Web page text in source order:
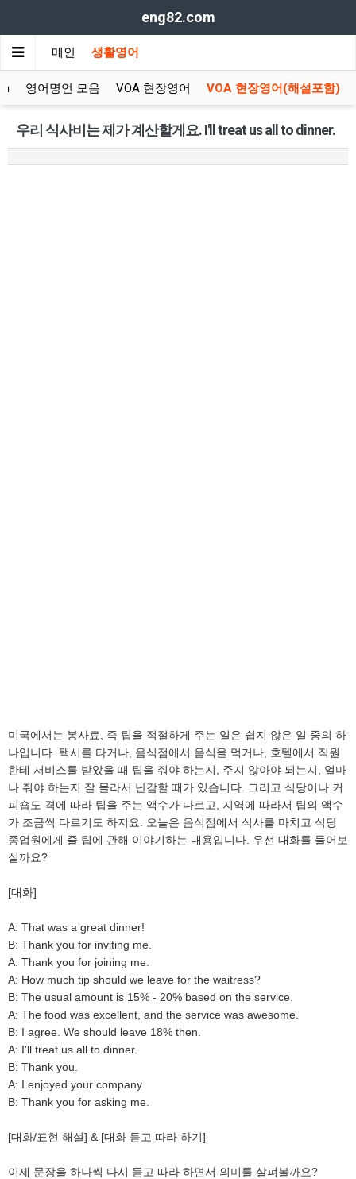
eng82.com
메인 생활영어
영어명언 모음 VOA 현장영어 VOA 현장영어(해설포함)
우리 식사비는 제가 계산할게요. I'll treat us all to dinner.
미국에서는 봉사료, 즉 팁을 적절하게 주는 일은 쉽지 않은 일 중의 하
나입니다. 택시를 타거나, 음식점에서 음식을 먹거나, 호텔에서 직원
한테 서비스를 받았을 때 팁을 줘야 하는지, 주지 않아야 되는지, 얼마
나 줘야 하는지 잘 몰라서 난감할 때가 있습니다. 그리고 식당이나 커
피숍도 격에 따라 팁을 주는 액수가 다르고, 지역에 따라서 팁의 액수
가 조금씩 다르기도 하지요. 오늘은 음식점에서 식사를 마치고 식당
종업원에게 줄 팁에 관해 이야기하는 내용입니다. 우선 대화를 들어보
실까요?
[대화]
A: That was a great dinner!
B: Thank you for inviting me.
A: Thank you for joining me.
A: How much tip should we leave for the waitress?
B: The usual amount is 15% - 20% based on the service.
A: The food was excellent, and the service was awesome.
B: I agree. We should leave 18% then.
A: I'll treat us all to dinner.
B: Thank you.
A: I enjoyed your company
B: Thank you for asking me.
[대화/표현 해설] & [대화 듣고 따라 하기]
이제 문장을 하나씩 다시 듣고 따라 하면서 의미를 살펴볼까요?